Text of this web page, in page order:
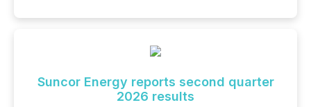
Suncor Energy reports second quarter
2026 results